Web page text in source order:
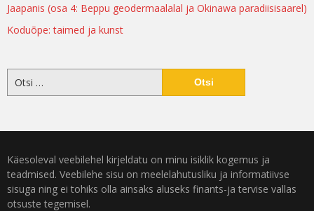
Jaapanis (osa 4: Beppu geodermaalalal ja Okinawa paradiisisaarel)
Koduõpe: taimed ja kunst
Käesoleval veebilehel kirjeldatu on minu isiklik kogemus ja
teadmised. Veebilehe sisu on meelelahutusliku ja informatiivse
sisuga ning ei tohiks olla ainsaks aluseks finants-ja tervise vallas
otsuste tegemisel.